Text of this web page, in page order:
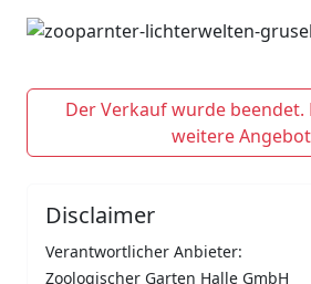
Der Verkauf wurde beendet.
weitere
Disclaimer
Verantwortlicher Anbieter:
Zoologischer Garten Halle GmbH